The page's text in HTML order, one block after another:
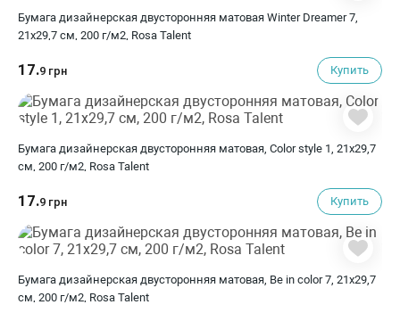
Бумага дизайнерская двусторонняя матовая Winter Dreamer 7,
21х29,7 см, 200 г/м2, Rosa Talent
17.9 грн Купить
Бумага дизайнерская двусторонняя матовая, Color style 1, 21х29,7
см, 200 г/м2, Rosa Talent
17.9 грн Купить
Бумага дизайнерская двусторонняя матовая, Be in color 7, 21х29,7
см, 200 г/м2, Rosa Talent